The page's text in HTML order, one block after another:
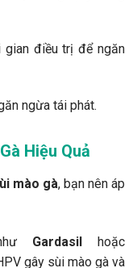
gian điều trị để ngăn
ngừa tái phát.
Hiệu Quả
mào gà, bạn nên áp
Gardasil
hoặc
gây sùi mào gà và